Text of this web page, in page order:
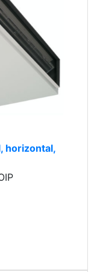
horizontal,